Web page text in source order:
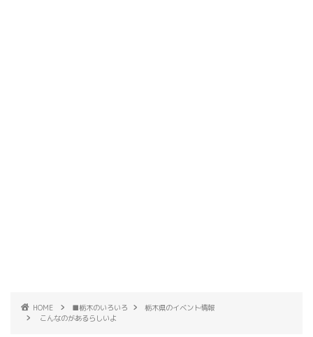
HOME ■栃木のいろいろ
栃木県のイベント情報
こんなのがあるらしいよ